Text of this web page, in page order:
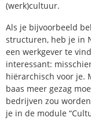
(werk)cultuur.
Als je bijvoorbeeld
structuren, heb je in
een werkgever te
interessant:
hiërarchisch voor je.
baas meer gezag
bedrijven zou
je in de module